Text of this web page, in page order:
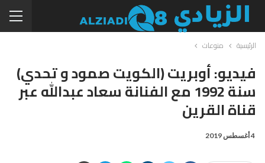
الرئيسية منوعات
فيديو: أوبريت (الكويت صمود و تحدي)
سنة 1992 مع الفنانة سعاد عبدالله عبر
قناة القرين
4 أغسطس 2019